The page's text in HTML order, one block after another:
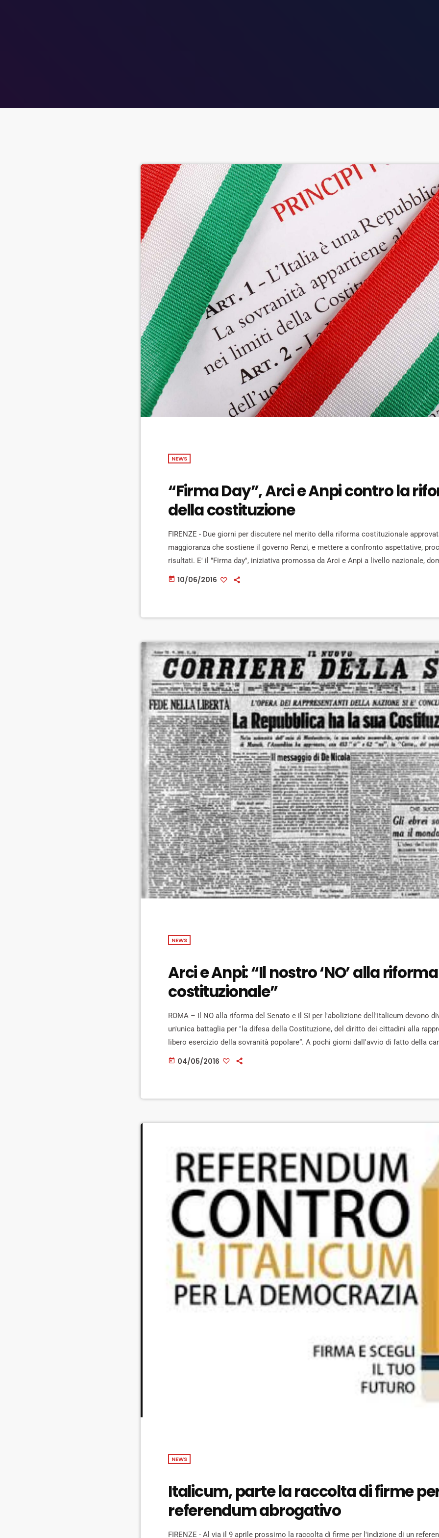
NEWS
“Firma Day”, Arci e Anpi contro la
della costituzione
FIRENZE - Due giorni per discutere nel merito della riforma costituzionale
maggioranza che sostiene il governo Renzi, e mettere a confronto aspettative,
risultati. E' il "Firma day", iniziativa promossa da Arci e Anpi a livello nazionale,
domenica 11 e 12 giugno, in vista del referendum confermativo di ottobre
today 10/06/2016
NEWS
Arci e Anpi: “Il nostro ‘NO’ alla riforma
costituzionale”
ROMA – Il NO alla riforma del Senato e il SI per l'abolizione dell'Italicum devono
un'unica battaglia per "la difesa della Costituzione, del diritto dei cittadini alla
libero esercizio della sovranità popolare”. A pochi giorni dall'avvio di fatto della
“sì” al referendum con l'intervento del premier Matteo Renzi dal palco del teatro
today 04/05/2016
NEWS
Italicum, parte la raccolta di firme
referendum abrogativo
FIRENZE - Al via il 9 aprile prossimo la raccolta di firme per l'indizione di un